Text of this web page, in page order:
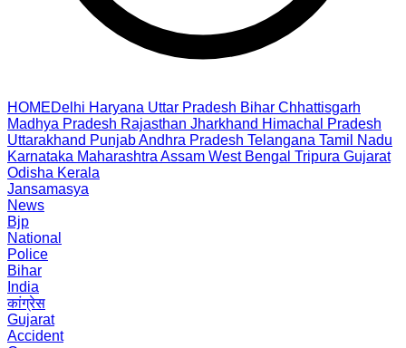
HOMEDelhi Haryana Uttar Pradesh Bihar Chhattisgarh
Madhya Pradesh Rajasthan Jharkhand Himachal Pradesh
Uttarakhand PunjabAndhra Pradesh Telangana Tamil Nadu
Karnataka Maharashtra Assam West Bengal Tripura Gujarat
Odisha Kerala
Jansamasya
News
Bjp
National
Police
Bihar
India
कांग्रेस
Gujarat
Accident